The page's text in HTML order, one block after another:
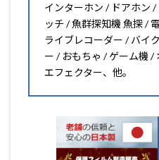
インターホン / ドアホン
ッチ / 魚群探知機 魚探 /
ライブレコーダー / バイ
ー / おもちゃ / ゲーム機 /
エフェクター、他。